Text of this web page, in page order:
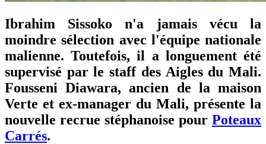
Ibrahim Sissoko n'a jamais vécu la
moindre sélection avec l'équipe nationale
malienne. Toutefois, il a longuement été
supervisé par le staff des Aigles du Mali.
Fousseni Diawara, ancien de la maison
Verte et ex-manager du Mali, présente la
nouvelle recrue stéphanoise pour Poteaux
Carrés.